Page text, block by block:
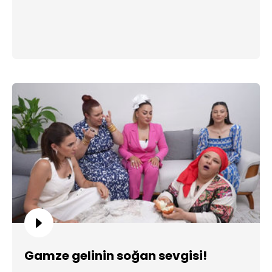
Gamze gelinin soğan sevgisi!